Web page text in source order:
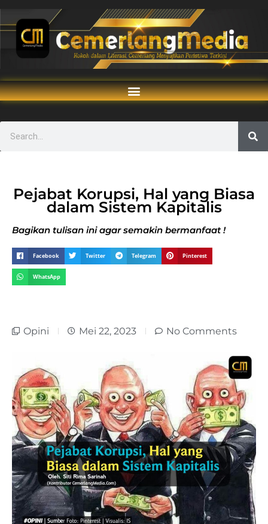
Pejabat Korupsi, Hal yang Biasa
dalam Sistem Kapitalis
Bagikan tulisan ini agar semakin bermanfaat !
Facebook Twitter Telegram Pinterest
WhatsApp
Opini Mei 22, 2023 No Comments